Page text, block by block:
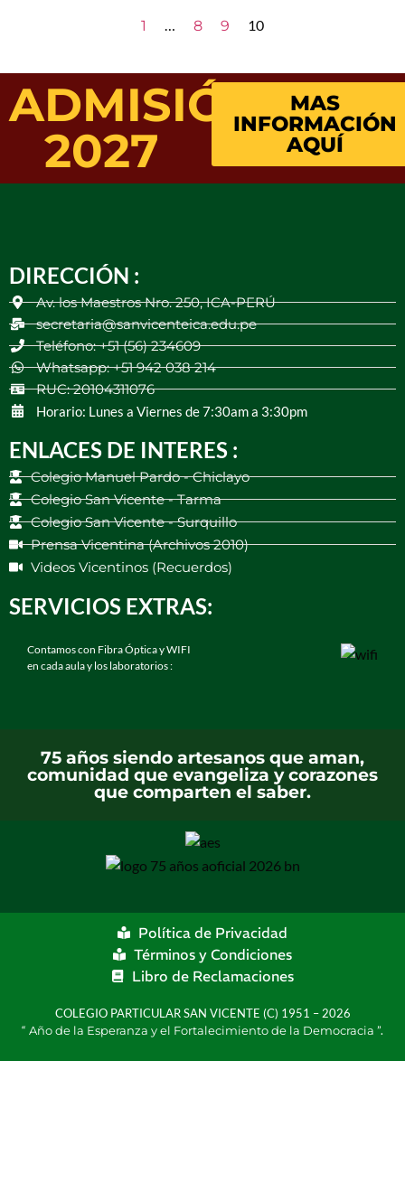
1 8 9 10
ADMISIÓN
2027
MAS
INFORMACIÓN
AQUÍ
DIRECCIÓN :
Av. los Maestros Nro. 250, ICA-PERÚ
secretaria@sanvicenteica.edu.pe
Teléfono: +51 (56) 234609
Whatsapp: +51 942 038 214
RUC: 20104311076
Horario: Lunes a Viernes de 7:30am a 3:30pm
ENLACES DE INTERES :
Colegio Manuel Pardo - Chiclayo
Colegio San Vicente - Tarma
Colegio San Vicente - Surquillo
Prensa Vicentina (Archivos 2010)
Videos Vicentinos (Recuerdos)
SERVICIOS EXTRAS:
Contamos con Fibra Óptica y WIFI
en cada aula y los laboratorios :
75 años siendo artesanos que aman,
comunidad que evangeliza y corazones
que comparten el saber.
Política de Privacidad
Términos y Condiciones
Libro de Reclamaciones
COLEGIO PARTICULAR SAN VICENTE (C) 1951 – 2026
“ Año de la Esperanza y el Fortalecimiento de la Democracia ”.